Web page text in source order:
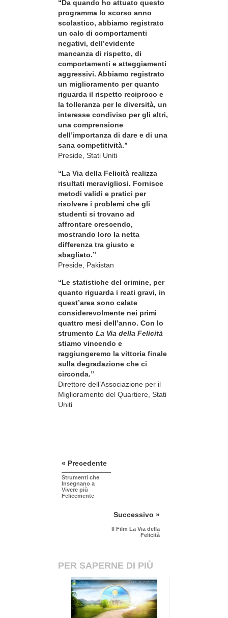
“Da quando ho attuato questo
programma lo scorso anno
scolastico, abbiamo registrato
un calo di comportamenti
negativi, dell’evidente
mancanza di rispetto, di
comportamenti e atteggiamenti
aggressivi. Abbiamo registrato
un miglioramento per quanto
riguarda il rispetto reciproco e
la tolleranza per le diversità, un
interesse condiviso per gli altri,
una comprensione
dell’importanza di dare e di una
sana competitività.”
Preside, Stati Uniti
“La Via della Felicità realizza
risultati meravigliosi. Fornisce
metodi validi e pratici per
risolvere i problemi che gli
studenti si trovano ad
affrontare crescendo,
mostrando loro la netta
differenza tra giusto e
sbagliato.”
Preside, Pakistan
“Le statistiche del crimine, per
quanto riguarda i reati gravi, in
quest’area sono calate
considerevolmente nei primi
quattro mesi dell’anno. Con lo
strumento La Via della Felicità
stiamo vincendo e
raggiungeremo la vittoria finale
sulla degradazione che ci
circonda.”
Direttore dell’Associazione per il
Miglioramento del Quartiere, Stati
Uniti
« Precedente
Strumenti che
Insegnano a
Vivere più
Felicemente
Successivo »
Il Film La Via della
Felicità
PER SAPERNE DI PIÙ